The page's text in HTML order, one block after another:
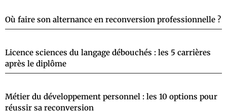
Où faire son alternance en reconversion professionnelle ?
Licence sciences du langage débouchés : les 5 carrières
après le diplôme
Métier du développement personnel : les 10 options pour
réussir sa reconversion